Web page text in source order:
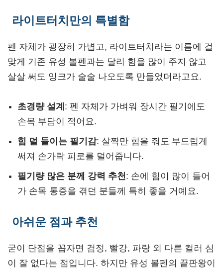
라이트터치만의 특별함
펜 자체가 굉장히 가볍고, 라이트터치라는 이름에 걸
맞게 기존 유성 볼펜과는 달리 힘을 많이 주지 않고
살살 써도 잉크가 술술 나오도록 만들었더라고요.
초경량 설계 : 펜 자체가 가벼워 장시간 필기에도
손목 부담이 적어요.
힘 덜 들이는 필기감: 살짝만 힘을 줘도 부드럽게
써져 손가락 피로를 덜어줍니다.
필기량 많은 분께 강력 추천 : 손에 힘이 많이 들어
가 손목 통증을 겪던 분들께 특히 좋을 거예요.
아쉬운 점과 추천
굳이 단점을 꼽자면 검정, 빨강, 파랑 외 다른 컬러 심
이 잘 없다는 점입니다. 하지만 유성 볼펜의 끝판왕이